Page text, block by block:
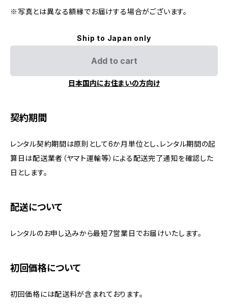
※写真とは異なる額縁でお届けする場合がございます。
Ship to Japan only
Add to cart
日本国内にお住まいの方向け
契約期間
レンタル契約期間は原則として6か月単位とし、レンタル期間の起
算日は配送業者（ヤマト運輸等）による配送完了通知を確認した
日とします。
配送について
レンタルのお申し込みから最短7営業日でお届けいたします。
初回価格について
初回価格には配送料が含まれております。